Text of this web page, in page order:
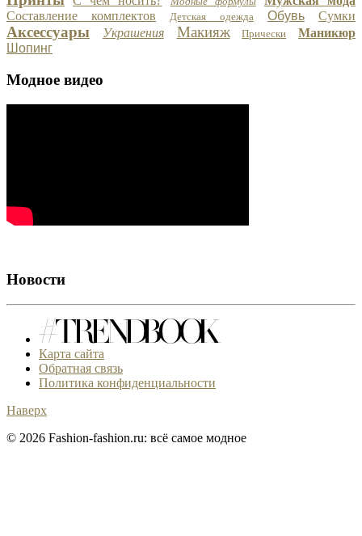
Составление комплектов
Детская одежда Обувь Сумки
Аксессуары Украшения Макияж Прически
Маникюр
Шопинг
Модное видео
Новости
Карта сайта
Обратная связь
Политика конфиденциальности
Наверх
© 2026 Fashion-fashion.ru: всё самое модное